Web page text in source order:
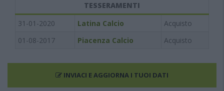
TESSERAMENTI
31-01-2020
Latina Calcio
Acquisto
01-08-2017
Piacenza Calcio Acquisto
INVIACI E AGGIORNA I TUOI DATI